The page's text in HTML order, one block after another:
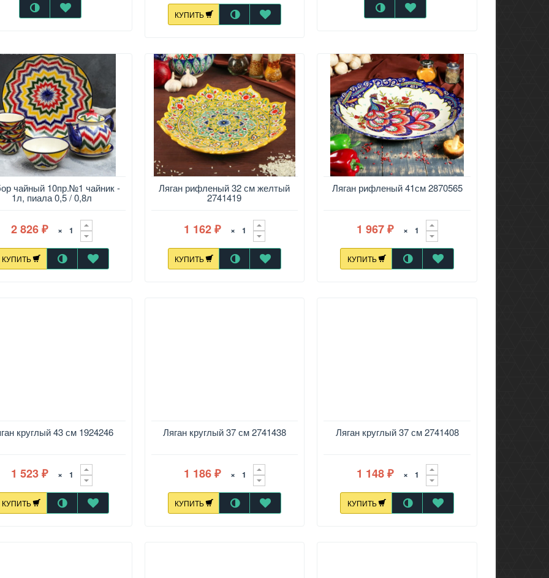
КУПИТЬ
чайный 10пр.№1 чайник -
1л, пиала 0,5 / 0,8л
2 826₽ ×
КУПИТЬ
Ляган рифленый 32 см желтый
2741419
1 162 ₽ ×
КУПИТЬ
Ляган рифленый 41см 2870565
1 967 ₽ ×
КУПИТЬ
круглый 43 см 1924246
1 523₽ ×
КУПИТЬ
Ляган круглый 37 см 2741438
1 186 ₽ ×
КУПИТЬ
Ляган круглый 37 см 2741408
1 148 ₽ ×
КУПИТЬ